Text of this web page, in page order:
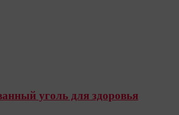
уголь для здоровья